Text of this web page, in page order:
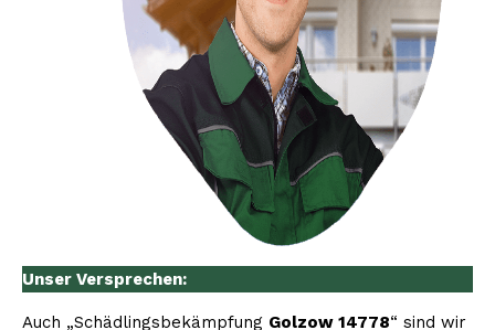
Unser Versprechen:
Auch „Schädlingsbekämpfung Golzow 14778“ sind wir